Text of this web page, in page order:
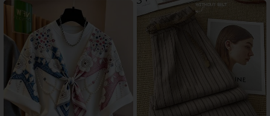
ารูป อเนกประสงค์, เสื้อผู้ห
ญิงฤดูใบไม้ผลิ/ฤดูร้อน, เสื้อ
หรูหราผู้หญิง, เสื้อเที่ยวพักผ่
อนผู้หญิง